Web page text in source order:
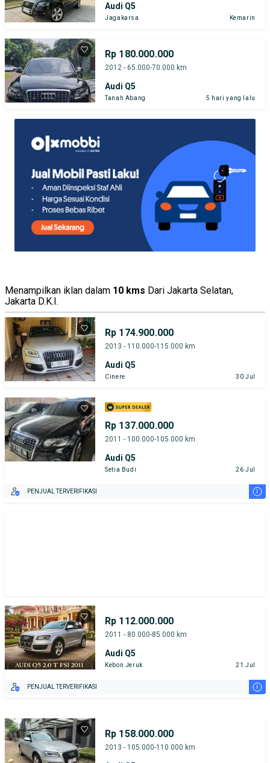
Audi Q5
Jagakarsa Kemarin
Rp 180.000.000
2012 - 65.000-70.000 km
Audi Q5
Tanah Abang 5 hari yang lalu
Menampilkan iklan dalam 10 kms Dari Jakarta Selatan,
Jakarta D.K.I.
Rp 174.900.000
2013 - 110.000-115.000 km
Audi Q5
Cinere 30 Jul
Rp 137.000.000
2011 - 100.000-105.000 km
Audi Q5
Setia Budi 26 Jul
PENJUAL TERVERIFIKASI i
Rp 112.000.000
2011 - 80.000-85.000 km
Audi Q5
Kebon Jeruk 21 Jul
PENJUAL TERVERIFIKASI i
Rp 158.000.000
2013 - 105.000-110.000 km